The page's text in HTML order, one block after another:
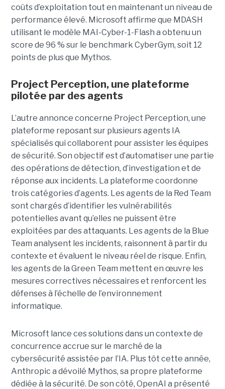
coûts d’exploitation tout en maintenant un niveau de
performance élevé. Microsoft affirme que MDASH
utilisant le modèle MAI-Cyber-1-Flash a obtenu un
score de 96 % sur le benchmark CyberGym, soit 12
points de plus que Mythos.
Project Perception, une plateforme
pilotée par des agents
L’autre annonce concerne Project Perception, une
plateforme reposant sur plusieurs agents IA
spécialisés qui collaborent pour assister les équipes
de sécurité. Son objectif est d’automatiser une partie
des opérations de détection, d’investigation et de
réponse aux incidents. La plateforme coordonne
trois catégories d’agents. Les agents de la Red Team
sont chargés d’identifier les vulnérabilités
potentielles avant qu’elles ne puissent être
exploitées par des attaquants. Les agents de la Blue
Team analysent les incidents, raisonnent à partir du
contexte et évaluent le niveau réel de risque. Enfin,
les agents de la Green Team mettent en œuvre les
mesures correctives nécessaires et renforcent les
défenses à l’échelle de l’environnement
informatique.
Microsoft lance ces solutions dans un contexte de
concurrence accrue sur le marché de la
cybersécurité assistée par l’IA. Plus tôt cette année,
Anthropic a dévoilé Mythos, sa propre plateforme
dédiée à la sécurité. De son côté, OpenAI a présenté